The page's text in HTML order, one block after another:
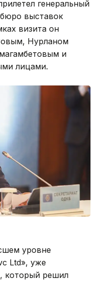
генеральный
выставок
визита он
Нурланом
и
лицами.
уровне
Ltd», уже
который решил